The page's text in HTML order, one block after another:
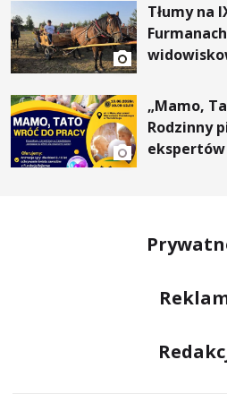
Tłumy na
„Mamo,
Rodzinny